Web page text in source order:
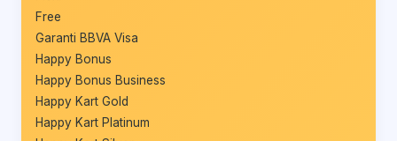
Free
Garanti BBVA Visa
Happy Bonus
Happy Bonus Business
Happy Kart Gold
Happy Kart Platinum